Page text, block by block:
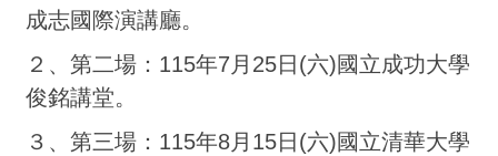
成志國際演講廳。
２、第二場：115年7月25日(六)國立成功大學
俊銘講堂。
３、第三場：115年8月15日(六)國立清華大學